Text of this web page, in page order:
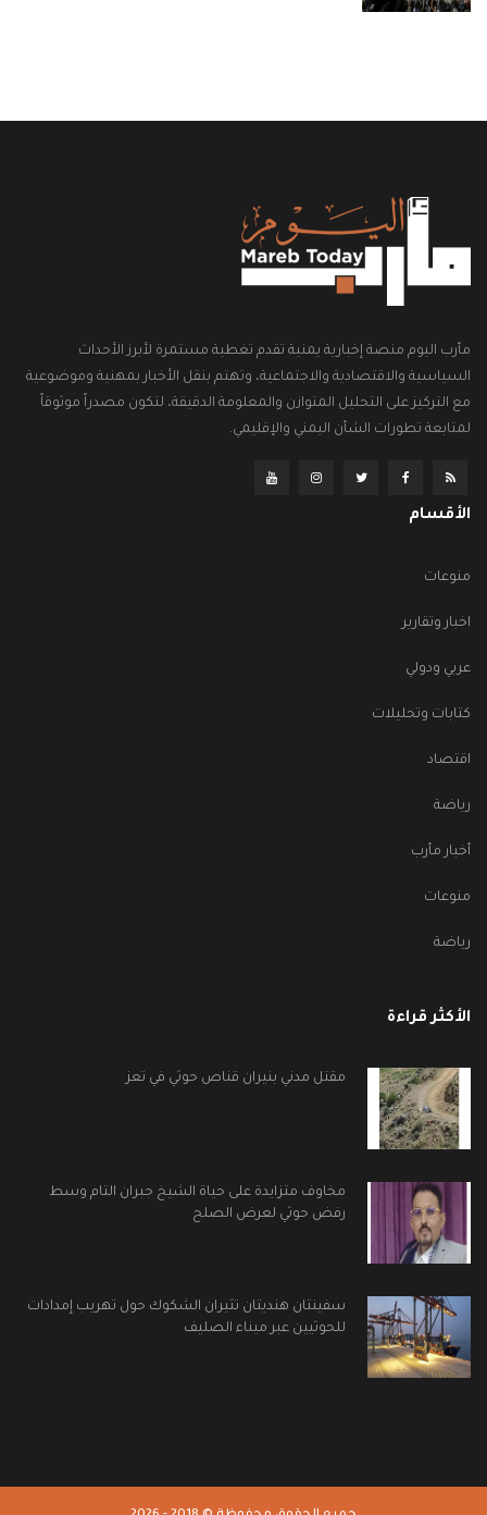
مأرب اليوم منصة إخبارية يمنية تقدم تغطية مستمرة لأبرز الأحداث
السياسية والاقتصادية والاجتماعية، وتهتم بنقل الأخبار بمهنية وموضوعية
مع التركيز على التحليل المتوازن والمعلومة الدقيقة، لتكون مصدراً موثوقاً
لمتابعة تطورات الشأن اليمني والإقليمي.
الأقسام
منوعات
اخبار وتقارير
عربي ودولي
كتابات وتحليلات
اقتصاد
رياضة
أخبار مأرب
منوعات
رياضة
الأكثر قراءة
مقتل مدني بنيران قناص حوثي في تعز
مخاوف متزايدة على حياة الشيخ جبران التام وسط
رفض حوثي لعرض الصلح
سفينتان هنديتان تثيران الشكوك حول تهريب إمدادات
للحوثيين عبر ميناء الصليف